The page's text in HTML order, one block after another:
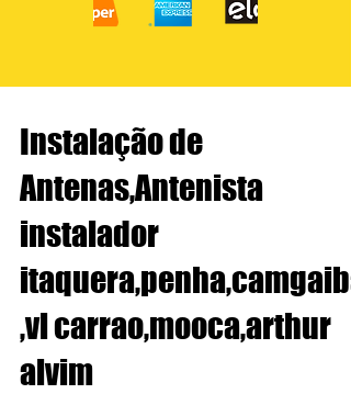
Instalação de
Antenas,Antenista
instalador
itaquera,penha,camgaiba
,vl carrao,mooca,arthur
alvim